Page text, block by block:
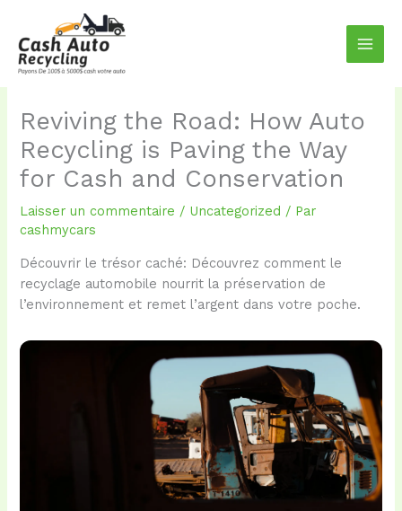
contenu
Reviving the Road: How Auto
Recycling is Paving the Way
for Cash and Conservation
Laisser un commentaire / Uncategorized / Par
cashmycars
Découvrir le trésor caché: Découvrez comment le
recyclage automobile nourrit la préservation de
l’environnement et remet l’argent dans votre poche.